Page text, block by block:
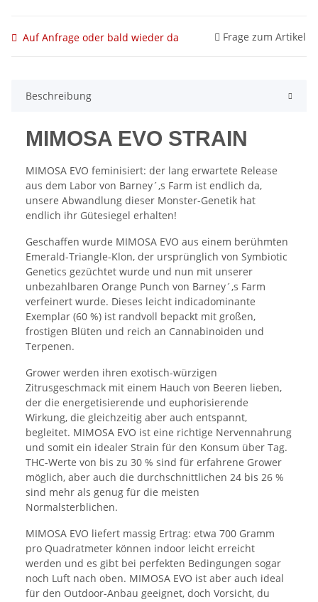
Auf Anfrage oder bald wieder da Frage zum Artikel
Beschreibung
MIMOSA EVO STRAIN
MIMOSA EVO feminisiert: der lang erwartete Release
aus dem Labor von Barney´,s Farm ist endlich da,
unsere Abwandlung dieser Monster-Genetik hat
endlich ihr Gütesiegel erhalten!
Geschaffen wurde MIMOSA EVO aus einem berühmten
Emerald-Triangle-Klon, der ursprünglich von Symbiotic
Genetics gezüchtet wurde und nun mit unserer
unbezahlbaren Orange Punch von Barney´,s Farm
verfeinert wurde. Dieses leicht indicadominante
Exemplar (60 %) ist randvoll bepackt mit großen,
frostigen Blüten und reich an Cannabinoiden und
Terpenen.
Grower werden ihren exotisch-würzigen
Zitrusgeschmack mit einem Hauch von Beeren lieben,
der die energetisierende und euphorisierende
Wirkung, die gleichzeitig aber auch entspannt,
begleitet. MIMOSA EVO ist eine richtige Nervennahrung
und somit ein idealer Strain für den Konsum über Tag.
THC-Werte von bis zu 30 % sind für erfahrene Grower
möglich, aber auch die durchschnittlichen 24 bis 26 %
sind mehr als genug für die meisten
Normalsterblichen.
MIMOSA EVO liefert massig Ertrag: etwa 700 Gramm
pro Quadratmeter können indoor leicht erreicht
werden und es gibt bei perfekten Bedingungen sogar
noch Luft nach oben. MIMOSA EVO ist aber auch ideal
für den Outdoor-Anbau geeignet, doch Vorsicht, du